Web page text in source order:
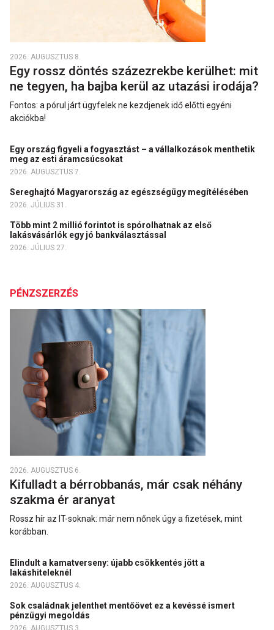
2026. AUGUSZTUS 8.
Egy rossz döntés százezrekbe kerülhet: mit
ne tegyen, ha bajba kerül az utazási irodája?
Fontos: a pórul járt ügyfelek ne kezdjenek idő előtti egyéni
akciókba!
Egy ország figyeli a fogyasztást – a vállalkozások menthetik
meg az esti áramcsúcsokat
2026. AUGUSZTUS 7.
Sereghajtó Magyarország az egészségügy megítélésében
2026. JÚLIUS 31.
Több mint 2 millió forintot is spórolhatnak az első
lakásvásárlók egy jó bankválasztással
2026. JÚLIUS 27.
PÉNZSZERZÉS
2026. AUGUSZTUS 6.
Kifulladt a bérrobbanás, már csak néhány
szakma ér aranyat
Rossz hír az IT-soknak: már nem nőnek úgy a fizetések, mint
korábban.
Elindult a kamatverseny: újabb csökkentés jött a
lakáshiteleknél
2026. AUGUSZTUS 4.
Sok családnak jelenthet mentőövet ez a kevéssé ismert
pénzügyi megoldás
2026. AUGUSZTUS 3.